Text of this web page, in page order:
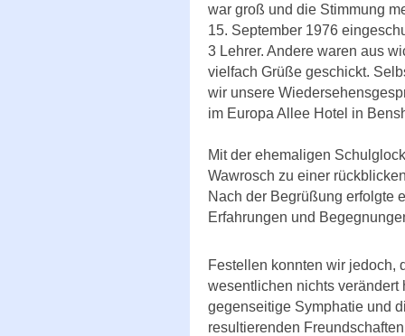
war groß und die Stimmung
15. September 1976
3 Lehrer. Andere waren aus
vielfach Grüße geschickt.
wir unsere
im Europa Allee Hotel in
Mit der ehemaligen
Wawrosch zu einer
Nach der Begrüßung erfolgte
Erfahrungen und
Festellen konnten wir jedoch,
wesentlichen nichts verändert
gegenseitige Symphatie und
resultierenden